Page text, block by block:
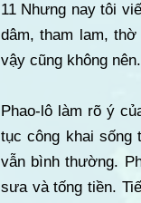
11 Nhưng nay tôi
dâm, tham lam,
vậy cũng không nên.
Phao-lô làm rõ ý
tục công khai sống
vẫn bình thường.
sưa và tống tiền.